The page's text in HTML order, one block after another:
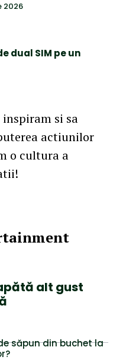
2026
dual SIM pe un
si sa
actiunilor
o cultura a
alt gust
săpun din buchet la